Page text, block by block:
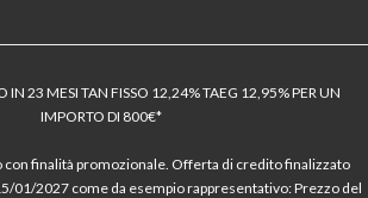
IN 23 MESI TAN FISSO 12,24% TAEG 12,95% PER UN
IMPORTO DI 800€*
con finalità promozionale. Offerta di credito finalizzato
01/2027 come da esempio rappresentativo: Prezzo del